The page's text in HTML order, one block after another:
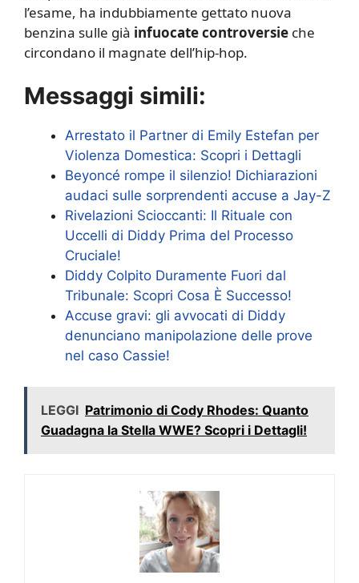
l’esame, ha indubbiamente gettato nuova
benzina sulle già infuocate controversie che
circondano il magnate dell’hip-hop.
Messaggi simili:
Arrestato il Partner di Emily Estefan per
Violenza Domestica: Scopri i Dettagli
Beyoncé rompe il silenzio! Dichiarazioni
audaci sulle sorprendenti accuse a Jay-Z
Rivelazioni Scioccanti: Il Rituale con
Uccelli di Diddy Prima del Processo
Cruciale!
Diddy Colpito Duramente Fuori dal
Tribunale: Scopri Cosa È Successo!
Accuse gravi: gli avvocati di Diddy
denunciano manipolazione delle prove
nel caso Cassie!
LEGGI Patrimonio di Cody Rhodes: Quanto
Guadagna la Stella WWE? Scopri i Dettagli!